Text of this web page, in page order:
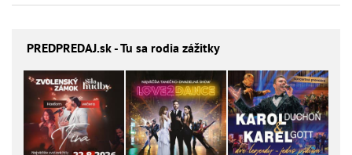
PREDPREDAJ.sk - Tu sa rodia zážitky